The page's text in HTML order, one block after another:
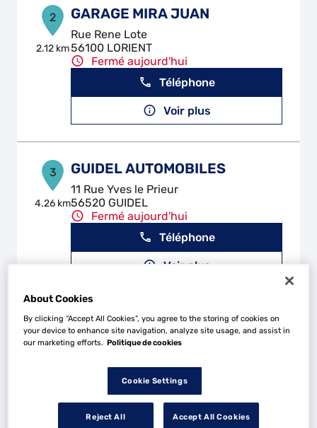
2
2.12 km
GARAGE MIRA JUAN
Rue Rene Lote
56100 LORIENT
Fermé aujourd'hui
Téléphone
Voir plus
3
4.26 km
GUIDEL AUTOMOBILES
11 Rue Yves le Prieur
56520 GUIDEL
Fermé aujourd'hui
Téléphone
Voir plus
4 GARAGE LE GUELLAFF
8 Rue Jean Jaures
Fermé aujourd'hui
Téléphone
Voir plus
About Cookies
By clicking “Accept All Cookies”, you agree to the storing of cookies on
your device to enhance site navigation, analyze site usage, and assist in
our marketing efforts. Politique de cookies
Cookie Settings
Reject All Accept All Cookies